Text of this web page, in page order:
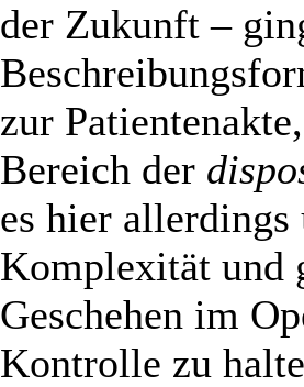
der Zukunft –
zur
Bereich der
es hier
Komplexität und
Geschehen im
Kontrolle zu